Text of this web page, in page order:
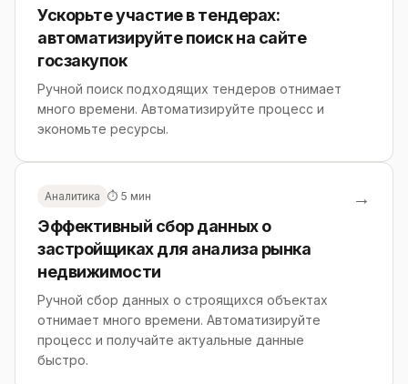
Ускорьте участие в тендерах:
автоматизируйте поиск на сайте
госзакупок
Ручной поиск подходящих тендеров отнимает
много времени. Автоматизируйте процесс и
экономьте ресурсы.
Аналитика ⏱ 5 мин
Эффективный сбор данных о
застройщиках для анализа рынка
недвижимости
Ручной сбор данных о строящихся объектах
отнимает много времени. Автоматизируйте
процесс и получайте актуальные данные
быстро.
→